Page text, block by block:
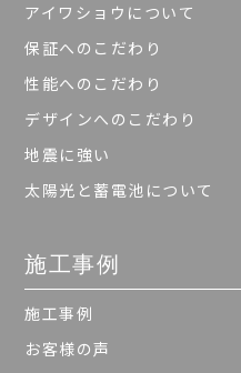
アイワショウについて
保証へのこだわり
性能へのこだわり
デザインへのこだわり
地震に強い
太陽光と蓄電池について
施工事例
施工事例
お客様の声